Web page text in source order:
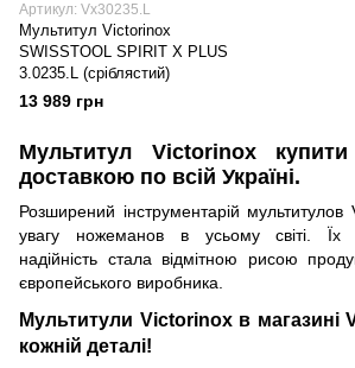
Артикул: Vx30235.L
Мультитул Victorinox
SWISSTOOL SPIRIT X PLUS
3.0235.L (сріблястий)
13 989 грн
Мультитул Victorinox
доставкою по всій Україні.
Розширений інструментарій
увагу ножеманов в усьому світі. Їх
надійність стала відмітною рисою
європейського виробника.
Мультитули Victorinox в магазині
кожній деталі!